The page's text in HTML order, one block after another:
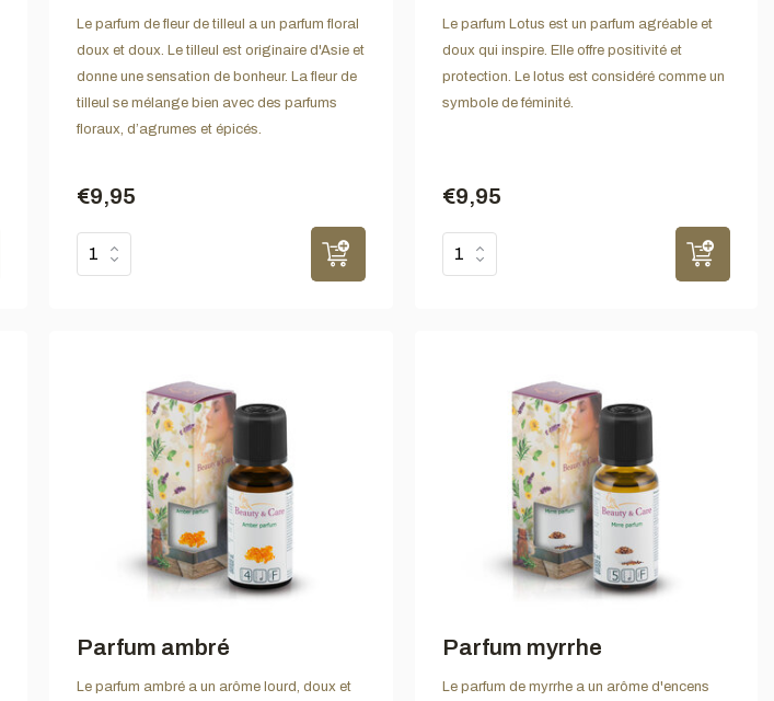
Le parfum de fleur de tilleul a un parfum floral
doux et doux. Le tilleul est originaire d'Asie et
donne une sensation de bonheur. La fleur de
tilleul se mélange bien avec des parfums
floraux, d’agrumes et épicés.
€9,95
Le parfum Lotus est un parfum agréable et
doux qui inspire. Elle offre positivité et
protection. Le lotus est considéré comme un
symbole de féminité.
€9,95
Parfum ambré
Le parfum ambré a un arôme lourd, doux et
Parfum myrrhe
Le parfum de myrrhe a un arôme d'encens